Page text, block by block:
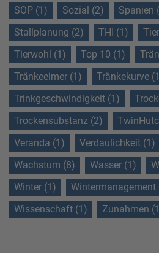
SOP (1)
Sozial (2) Spanien
Stallplanung (2)
THI (1)
Tierwohl (1)
Top 10 (1)
Tränkeeimer (1)
Tränkekurve
Trinkgeschwindigkeit (1)
Trockensubstanz (2)
Veranda (1)
Verdaulichkeit (1)
Wachstum (8)
Wasser (1)
Winter (1)
Wintermanagement
Wissenschaft (1)
Zunahmen